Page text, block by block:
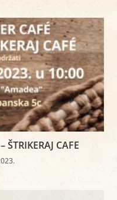
ŠTRIKERAJ CAFE